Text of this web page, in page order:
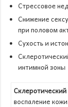
Стрессовое
Снижение
при половом
Сухость и
интимной зоны
воспаление